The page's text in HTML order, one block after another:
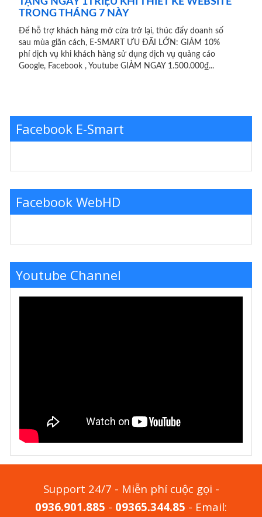
TRONG THÁNG 7 NÀY
Để hỗ trợ khách hàng mở cửa trở lại, thúc đẩy doanh số
sau mùa giãn cách, E-SMART ƯU ĐÃI LỚN: GIẢM 10%
phí dịch vụ khi khách hàng sử dụng dịch vụ quảng cáo
Google, Facebook , Youtube GIẢM NGAY 1.500.000₫...
Facebook E-Smart
Facebook WebHD
Youtube Channel
Support 24/7 - Miễn phí cuộc gọi -
0936.901.885 - 09365.344.85 - Email: